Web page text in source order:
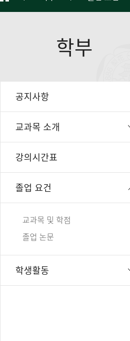
학부
공지사항
교과목 소개
강의시간표
졸업 요건
교과목 및 학점
졸업 논문
학생활동